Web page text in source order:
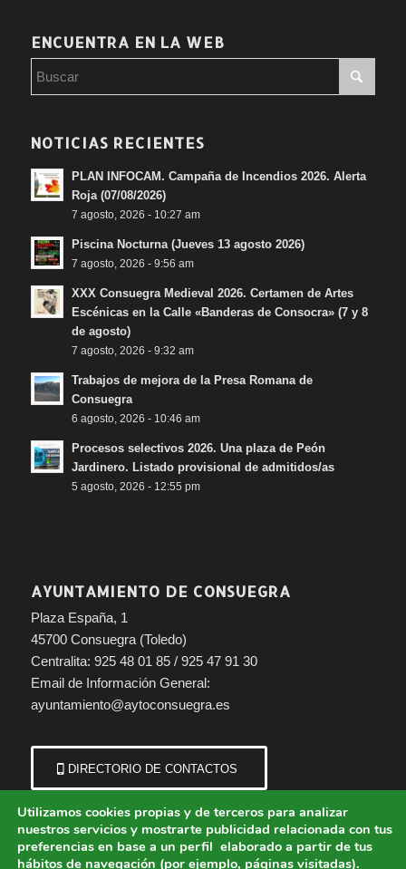
ENCUENTRA EN LA WEB
NOTICIAS RECIENTES
PLAN INFOCAM. Campaña de Incendios 2026. Alerta
Roja (07/08/2026)
7 agosto, 2026 - 10:27 am
Piscina Nocturna (Jueves 13 agosto 2026)
7 agosto, 2026 - 9:56 am
XXX Consuegra Medieval 2026. Certamen de Artes
Escénicas en la Calle «Banderas de Consocra» (7 y 8
de agosto)
7 agosto, 2026 - 9:32 am
Trabajos de mejora de la Presa Romana de
Consuegra
6 agosto, 2026 - 10:46 am
Procesos selectivos 2026. Una plaza de Peón
Jardinero. Listado provisional de admitidos/as
5 agosto, 2026 - 12:55 pm
AYUNTAMIENTO DE CONSUEGRA
Plaza España, 1
45700 Consuegra (Toledo)
Centralita: 925 48 01 85 / 925 47 91 30
Email de Información General:
ayuntamiento@aytoconsuegra.es
DIRECTORIO DE CONTACTOS
Utilizamos cookies propias y de terceros para analizar
nuestros servicios y mostrarte publicidad relacionada con tus
preferencias en base a un perfil elaborado a partir de tus
hábitos de navegación (por ejemplo, páginas visitadas).